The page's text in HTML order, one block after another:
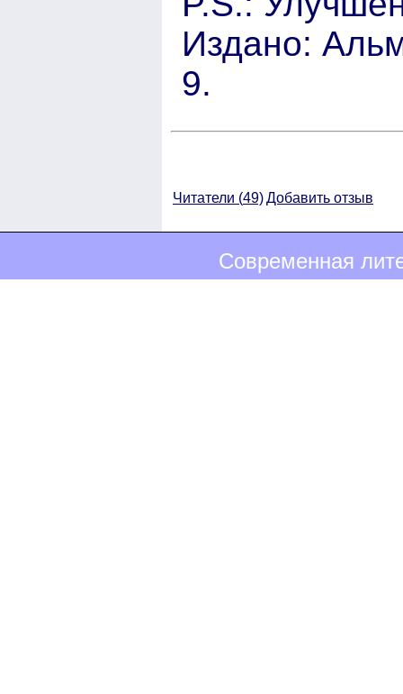
Издано:
9.
Читатели (49)Добавить отзыв
Современная